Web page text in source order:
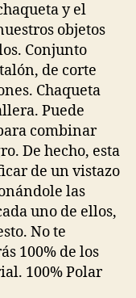
y el
objetos
Conjunto
de corte
Chaqueta
Puede
combinar
De hecho, esta
de un vistazo
las
uno de ellos,
No te
100% de los
100% Polar